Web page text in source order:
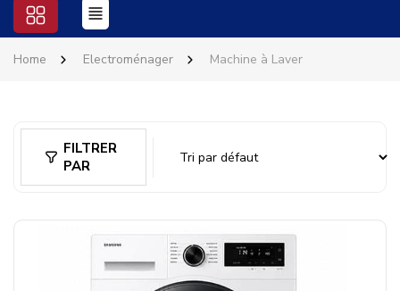
Home Electroménager Machine à Laver
FILTRER
PAR